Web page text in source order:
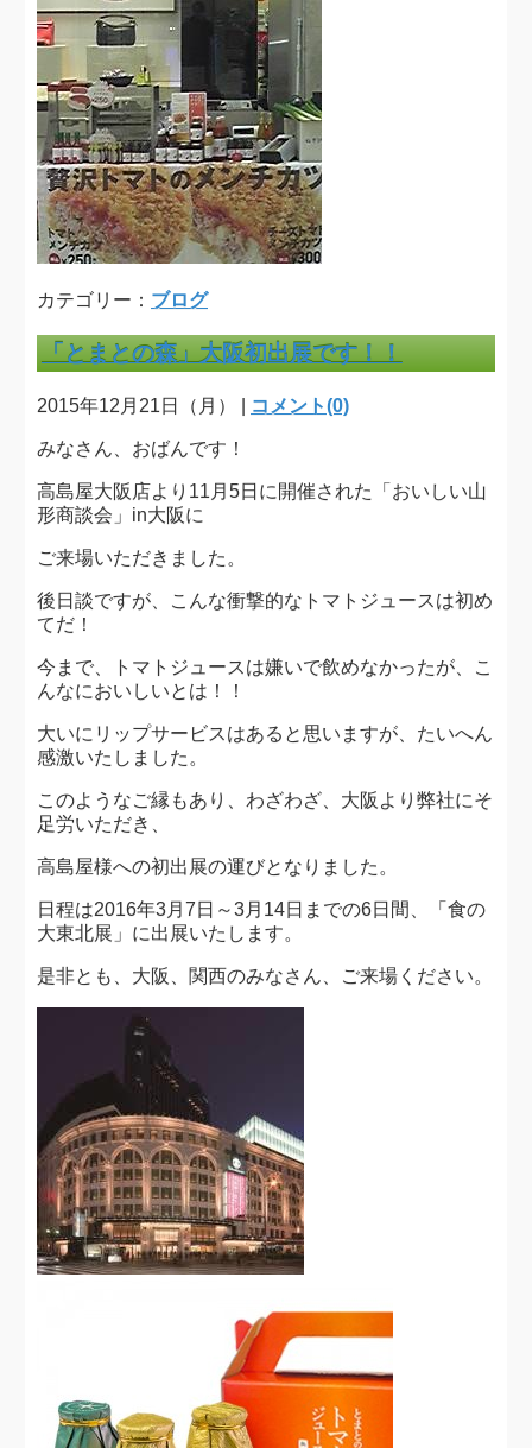
カテゴリー： ブログ
「とまとの森」大阪初出展です！！
2015年12月21日（月） | コメント(0)
みなさん、おばんです！
高島屋大阪店より11月5日に開催された「おいしい山
形商談会」in大阪に
ご来場いただきました。
後日談ですが、こんな衝撃的なトマトジュースは初め
てだ！
今まで、トマトジュースは嫌いで飲めなかったが、こ
んなにおいしいとは！！
大いにリップサービスはあると思いますが、たいへん
感激いたしました。
このようなご縁もあり、わざわざ、大阪より弊社にそ
足労いただき、
高島屋様への初出展の運びとなりました。
日程は2016年3月7日～3月14日までの6日間、「食の
大東北展」に出展いたします。
是非とも、大阪、関西のみなさん、ご来場ください。